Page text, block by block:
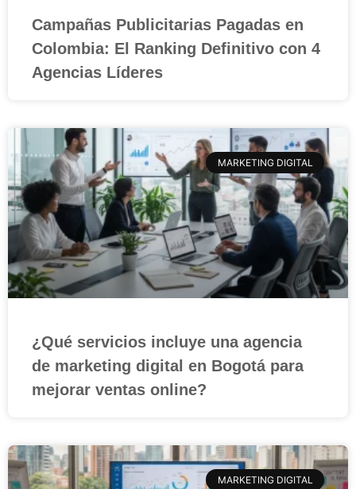
Campañas Publicitarias Pagadas en
Colombia: El Ranking Definitivo con 4
Agencias Líderes
MARKETING DIGITAL
¿Qué servicios incluye una agencia
de marketing digital en Bogotá para
mejorar ventas online?
MARKETING DIGITAL